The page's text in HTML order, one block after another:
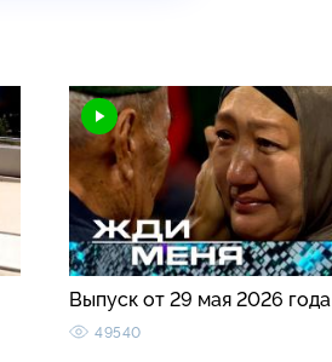
Выпуск от 29 мая 2026 года
49540